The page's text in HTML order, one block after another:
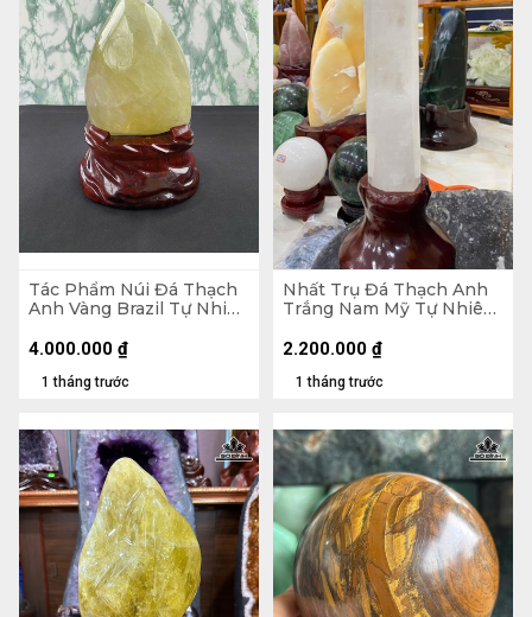
Tác Phẩm Núi Đá Thạch
Anh Vàng Brazil Tự Nhiên
Riêng Đế 5,55kg -
28,6x19,5x15 (cm)
1 tháng trước
4.000.000 ₫
Nhất Trụ Đá Thạch Anh
Trắng Nam Mỹ Tự Nhiên
(cm) - Lên Đế 41,5 x 15,8 x
1 tháng trước
2.200.000 ₫